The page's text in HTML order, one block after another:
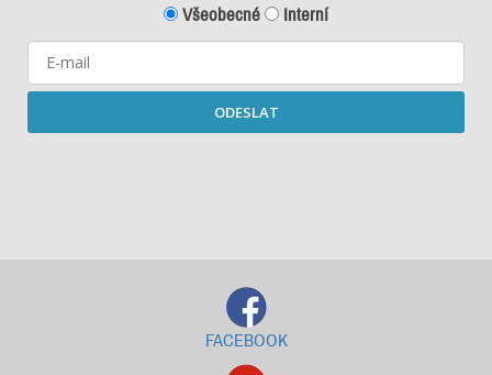
Všeobecné
Interní
ODESLAT
FACEBOOK